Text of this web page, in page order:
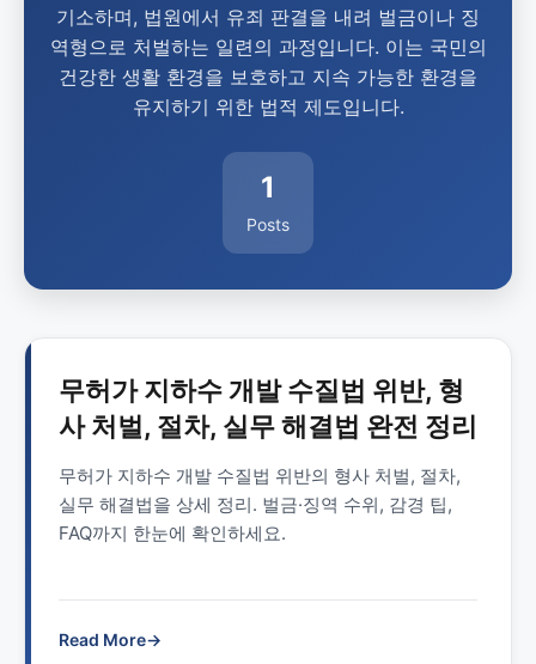
기소하며, 법원에서 유죄 판결을 내려 벌금이나 징
역형으로 처벌하는 일련의 과정입니다. 이는 국민의
건강한 생활 환경을 보호하고 지속 가능한 환경을
유지하기 위한 법적 제도입니다.
1
Posts
무허가 지하수 개발 수질법 위반, 형
사 처벌, 절차, 실무 해결법 완전 정리
무허가 지하수 개발 수질법 위반의 형사 처벌, 절차,
실무 해결법을 상세 정리. 벌금·징역 수위, 감경 팁,
FAQ까지 한눈에 확인하세요.
Read More→